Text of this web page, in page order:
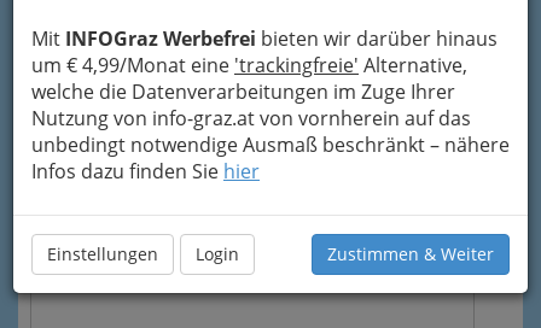
Mit INFOGraz Werbefrei bieten wir darüber hinaus
um € 4,99/Monat eine 'trackingfreie' Alternative,
welche die Datenverarbeitungen im Zuge Ihrer
Nutzung von info-graz.at von vornherein auf das
unbedingt notwendige Ausmaß beschränkt – nähere
Infos dazu finden Sie hier
Einstellungen Login Zustimmen & Weiter
Meine Nachricht